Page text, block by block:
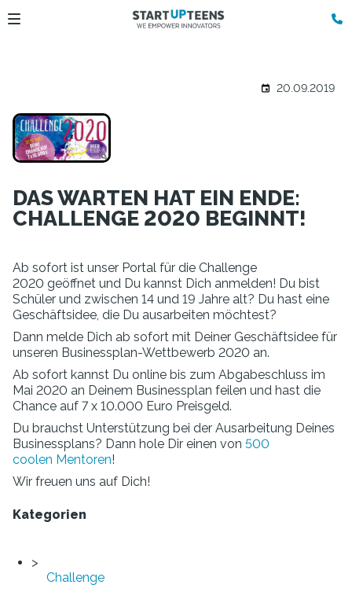
20.09.2019
DAS WARTEN HAT EIN ENDE:
CHALLENGE 2020 BEGINNT!
Ab sofort ist unser Portal für die Challenge
2020 geöffnet und Du kannst Dich anmelden! Du bist
Schüler und zwischen 14 und 19 Jahre alt? Du hast eine
Geschäftsidee, die Du ausarbeiten möchtest?
Dann melde Dich ab sofort mit Deiner Geschäftsidee für
unseren Businessplan-Wettbewerb 2020 an.
Ab sofort kannst Du online bis zum Abgabeschluss im
Mai 2020 an Deinem Businessplan feilen und hast die
Chance auf 7 x 10.000 Euro Preisgeld.
Du brauchst Unterstützung bei der Ausarbeitung Deines
Businessplans? Dann hole Dir einen von 500
coolen Mentoren!
Wir freuen uns auf Dich!
Kategorien
Challenge